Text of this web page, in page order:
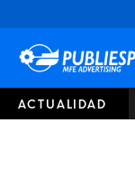
ACTUALIDAD